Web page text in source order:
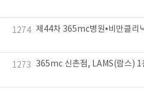
1274 제44차 365mc병원•비만클리
1273 365mc 신촌점, LAMS(람스) 1